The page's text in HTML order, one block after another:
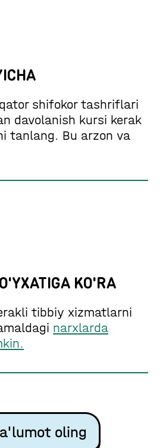
shifokor tashriflari
davolanish kursi kerak
tanlang. Bu arzon va
KO'RA
tibbiy xizmatlarni
narxlarda
oling